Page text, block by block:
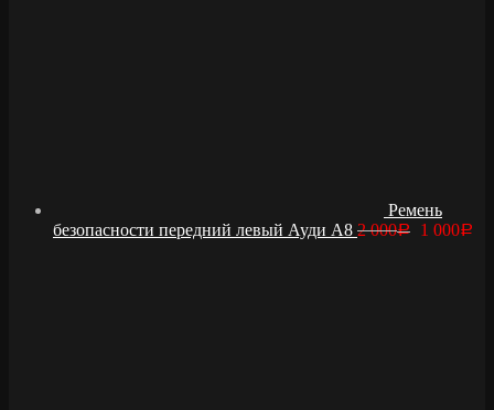
Ремень
безопасности передний левый Ауди А8 2 000Р 1 000Р